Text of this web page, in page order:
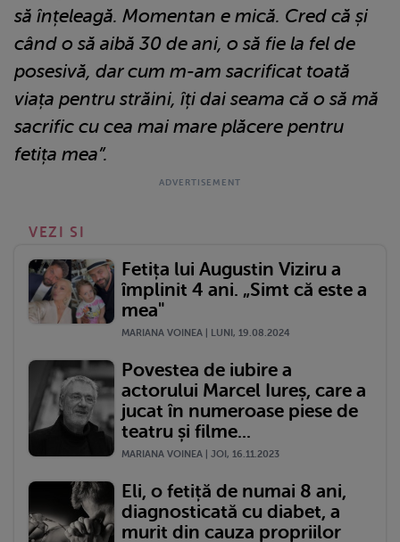
să înțeleagă. Momentan e mică. Cred că și
când o să aibă 30 de ani, o să fie la fel de
posesivă, dar cum m-am sacrificat toată
viața pentru străini, îți dai seama că o să mă
sacrific cu cea mai mare plăcere pentru
fetița mea”.
VEZI SI
Fetița lui Augustin Viziru a
împlinit 4 ani. „Simt că este a
mea"
MARIANA VOINEA | LUNI, 19.08.2024
Povestea de iubire a
actorului Marcel Iureș, care a
jucat în numeroase piese de
teatru și filme...
MARIANA VOINEA | JOI, 16.11.2023
Eli, o fetiță de numai 8 ani,
diagnosticată cu diabet, a
murit din cauza propriilor